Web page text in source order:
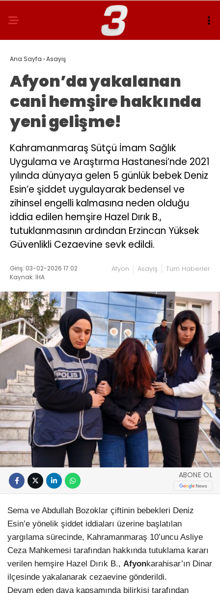
Ana Sayfa ›Asayiş
Afyon’da yakalanan
cani hemşire hakkında
yeni gelişme!
Kahramanmaraş Sütçü İmam Sağlık
Uygulama ve Araştırma Hastanesi’nde 2021
yılında dünyaya gelen 5 günlük bebek Deniz
Esin’e şiddet uygulayarak bedensel ve
zihinsel engelli kalmasına neden olduğu
iddia edilen hemşire Hazel Dırık B.,
tutuklanmasının ardından Erzincan Yüksek
Güvenlikli Cezaevine sevk edildi.
Giriş: 03-02-2026 17:02
Kaynak: İHA
Afyon Asayiş Tüm Haberler
ABONE OL
Sema ve Abdullah Bozoklar çiftinin bebekleri Deniz
Esin’e yönelik şiddet iddiaları üzerine başlatılan
yargılama sürecinde, Kahramanmaraş 10’uncu Asliye
Ceza Mahkemesi tarafından hakkında tutuklama kararı
verilen hemşire Hazel Dırık B., Afyonkarahisar’ın Dinar
ilçesinde yakalanarak cezaevine gönderildi.
Devam eden dava kapsamında bilirkişi tarafından